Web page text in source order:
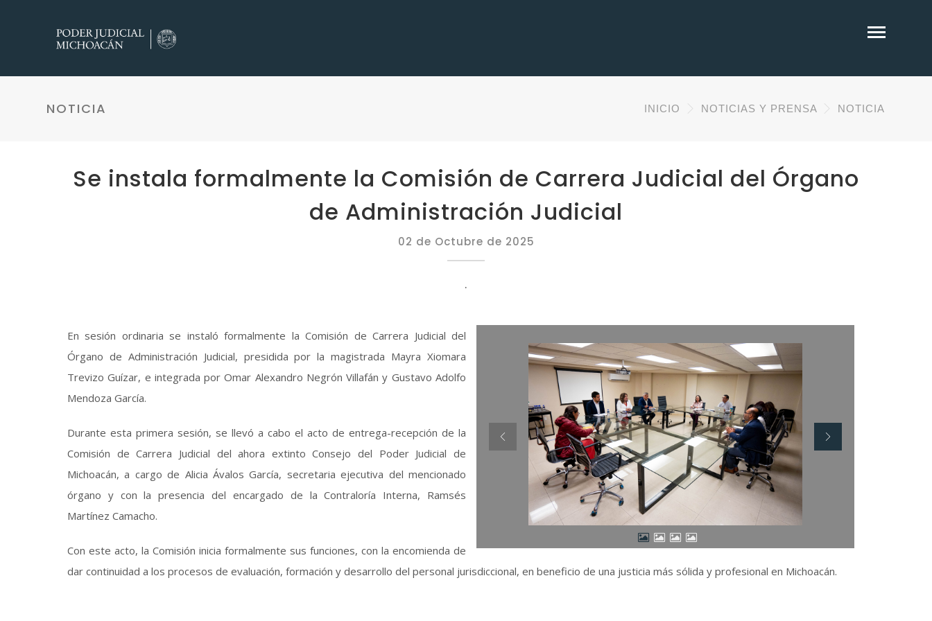
NOTICIA INICIO NOTICIAS Y PRENSA NOTICIA
Se instala formalmente la Comisión de Carrera Judicial del Órgano
de Administración Judicial
02 de Octubre de 2025
.
En sesión ordinaria se instaló formalmente la Comisión de Carrera Judicial del
Órgano de Administración Judicial, presidida por la magistrada Mayra Xiomara
Trevizo Guízar, e integrada por Omar Alexandro Negrón Villafán y Gustavo Adolfo
Mendoza García.
Durante esta primera sesión, se llevó a cabo el acto de entrega-recepción de la
Comisión de Carrera Judicial del ahora extinto Consejo del Poder Judicial de
Michoacán, a cargo de Alicia Ávalos García, secretaria ejecutiva del mencionado
órgano y con la presencia del encargado de la Contraloría Interna, Ramsés
Martínez Camacho.
Con este acto, la Comisión inicia formalmente sus funciones, con la encomienda de
dar continuidad a los procesos de evaluación, formación y desarrollo del personal jurisdiccional, en beneficio de una justicia más sólida y profesional en Michoacán.